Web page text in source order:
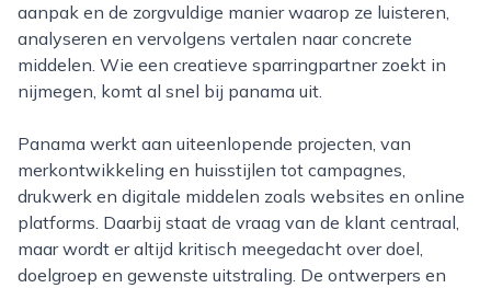
aanpak en de zorgvuldige manier waarop ze luisteren,
analyseren en vervolgens vertalen naar concrete
middelen. Wie een creatieve sparringpartner zoekt in
nijmegen, komt al snel bij panama uit.
Panama werkt aan uiteenlopende projecten, van
merkontwikkeling en huisstijlen tot campagnes,
drukwerk en digitale middelen zoals websites en online
platforms. Daarbij staat de vraag van de klant centraal,
maar wordt er altijd kritisch meegedacht over doel,
doelgroep en gewenste uitstraling. De ontwerpers en